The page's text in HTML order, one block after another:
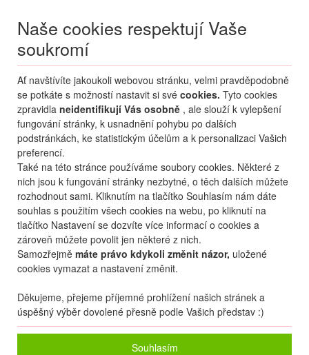
Naše cookies respektují Vaše
soukromí
Ať navštívíte jakoukoli webovou stránku, velmi pravděpodobně
se potkáte s možností nastavit si své cookies. Tyto cookies
zpravidla neidentifikují Vás osobně , ale slouží k vylepšení
fungování stránky, k usnadnění pohybu po dalších
podstránkách, ke statistickým účelům a k personalizaci Vašich
preferencí.
Také na této stránce používáme soubory cookies. Některé z
nich jsou k fungování stránky nezbytné, o těch dalších můžete
rozhodnout sami. Kliknutím na tlačítko Souhlasím nám dáte
souhlas s použitím všech cookies na webu, po kliknutí na
tlačítko Nastavení se dozvíte více informací o cookies a
zároveň můžete povolit jen některé z nich.
Samozřejmě máte právo kdykoli změnit názor, uložené
cookies vymazat a nastavení změnit.
Děkujeme, přejeme příjemné prohlížení našich stránek a
úspěšný výběr dovolené přesně podle Vašich představ :)
Souhlasím
Menu
MojePřihlášení
Destinace nerozhoduje
07.08.-...• 2 osoby
Od nejoblíbenějšího Od nejlevnějšího Od nejdražšího
Od nejbližšího termínu
Probíhá vyhledávání